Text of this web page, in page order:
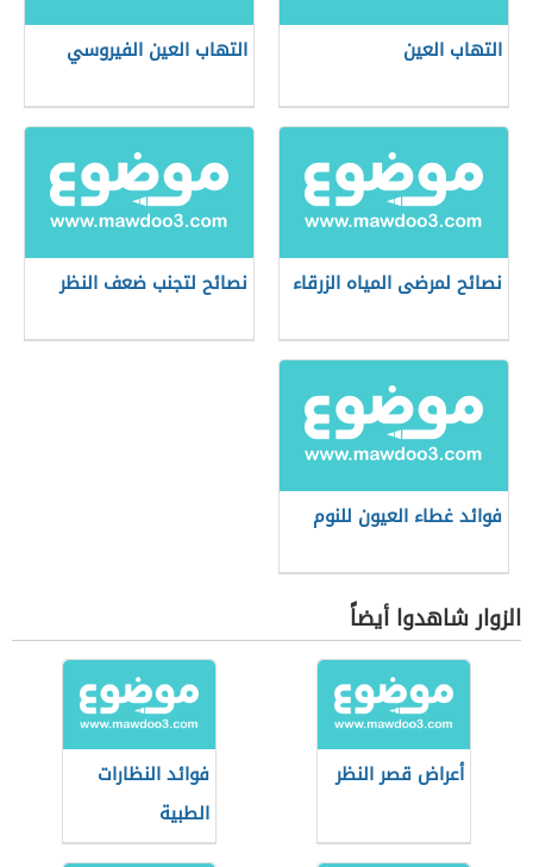
التهاب العين التهاب العين الفيروسي
نصائح لمرضى المياه الزرقاء نصائح لتجنب ضعف النظر
فوائد غطاء العيون للنوم
الزوار شاهدوا أيضاً
أعراض قصر النظر
فوائد النظارات
الطبية